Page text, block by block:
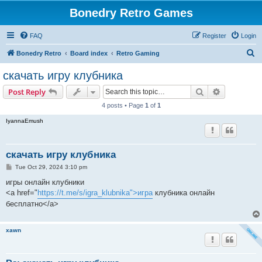
Bonedry Retro Games
FAQ Login
Register
Bonedry Retro Board index Retro Gaming
скачать игру клубника
Post Reply Search
4 posts • Page 1 of 1
IyannaEmush
скачать игру клубника
P
s
t
Tue Oct 29, 2024 3:10 pm
игры онлайн клубники
<a href=" https://t.me/s/igra_klubnika">играклубника онлайн
бесплатно</a>
xawn